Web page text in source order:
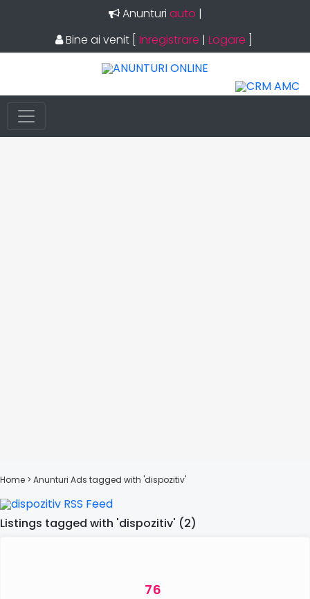
Anunturi auto |
Bine ai venit
Inregistrare | Logare
Home > Anunturi Ads tagged with 'dispozitiv'
Listings tagged with 'dispozitiv' (2)
76